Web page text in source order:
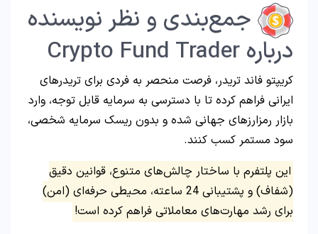
جمع‌بندی و نظر نویسنده
درباره Crypto Fund Trader
کریپتو فاند تریدر، فرصت منحصر به فردی برای تریدرهای
ایرانی فراهم کرده تا با دسترسی به سرمایه قابل توجه، وارد
بازار رمزارزهای جهانی شده و بدون ریسک سرمایه شخصی،
سود مستمر کسب کنند.
این پلتفرم با ساختار چالش‌های متنوع، قوانین دقیق
(شفاف) و پشتیبانی 24 ساعته، محیطی حرفه‌ای (امن)
برای رشد مهارت‌های معاملاتی فراهم کرده است!